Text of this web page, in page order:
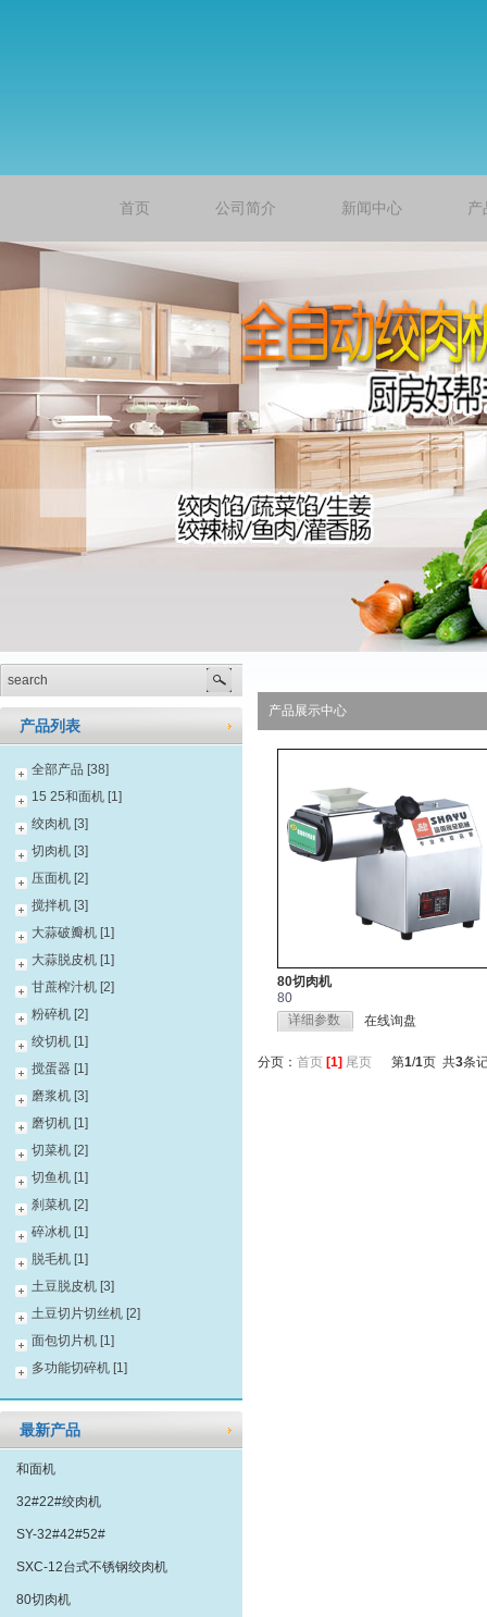
首页 公司简介 新闻中心 产
产品列表
全部产品 [38]
15 25和面机 [1]
绞肉机 [3]
切肉机 [3]
压面机 [2]
搅拌机 [3]
大蒜破瓣机 [1]
大蒜脱皮机 [1]
甘蔗榨汁机 [2]
粉碎机 [2]
绞切机 [1]
搅蛋器 [1]
磨浆机 [3]
磨切机 [1]
切菜机 [2]
切鱼机 [1]
刹菜机 [2]
碎冰机 [1]
脱毛机 [1]
土豆脱皮机 [3]
土豆切片切丝机 [2]
面包切片机 [1]
多功能切碎机 [1]
最新产品
和面机
32#22#绞肉机
SY-32#42#52#
SXC-12台式不锈钢绞肉机
80切肉机
产品展示中心
80切肉机
80
详细参数
在线询盘
分页： 首页 [1] 尾页 第1/1页 共3条